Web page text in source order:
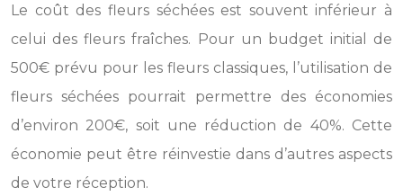
Le coût des fleurs séchées est souvent inférieur à
celui des fleurs fraîches. Pour un budget initial de
500€ prévu pour les fleurs classiques, l’utilisation de
fleurs séchées pourrait permettre des économies
d’environ 200€, soit une réduction de 40%. Cette
économie peut être réinvestie dans d’autres aspects
de votre réception.